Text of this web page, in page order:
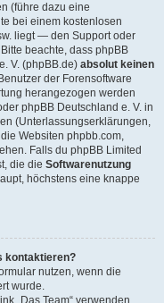
(führe dazu eine
bei einem kostenlosen
liegt — den Support oder
beachte, dass phpBB
V. (phpBB.de) absolut keinen
der Forensoftware
herangezogen werden
phpBB Deutschland e. V. in
(Unterlassungserklärungen,
Websiten phpbb.com,
Falls du phpBB Limited
die die Softwarenutzung
höchstens eine knappe
kontaktieren?
nutzen, wenn die
wurde.
„Das Team“ verwenden.